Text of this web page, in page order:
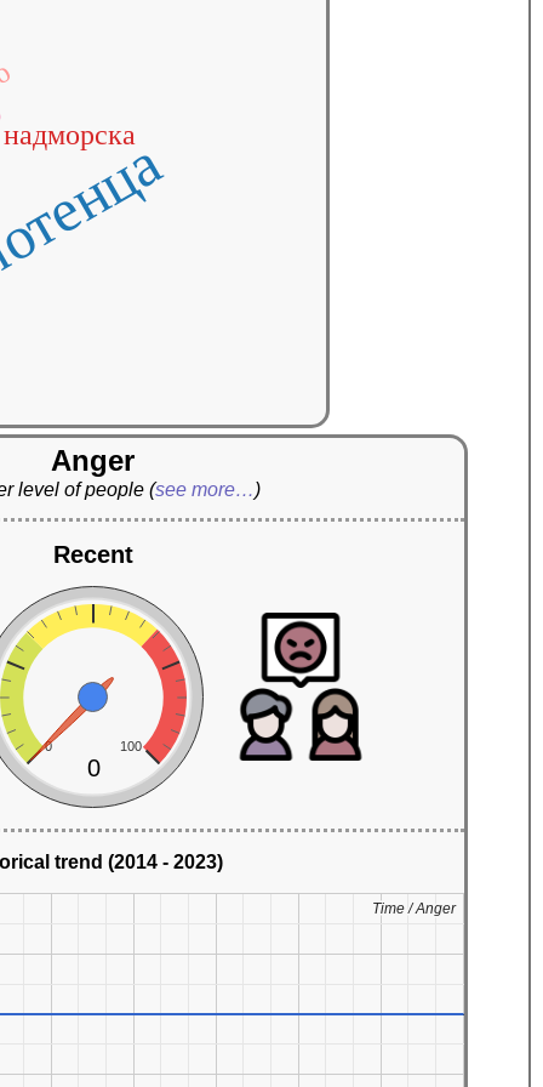
надморска
Anger
level of people(see more…)
Recent
0 100
0
trend (2014 - 2023)
Time / Anger
Time / Anger